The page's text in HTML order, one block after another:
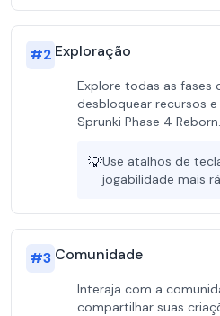
#2 Exploração
Explore todas as fases
desbloquear recursos
Sprunki Phase 4 Reborn.
💡Use atalhos de
jogabilidade mais
#3 Comunidade
Interaja com a
compartilhar suas